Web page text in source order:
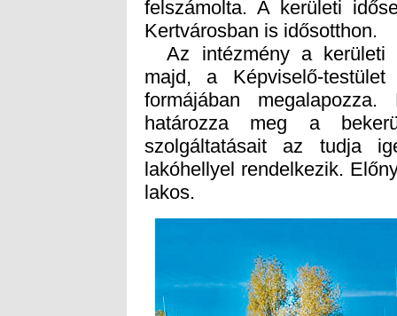
Kertvárosban is idősotthon.
Az intézmény a kerületi
majd, a Képviselő-
formájában
határozza meg a
szolgáltatásait az tudja
lakóhellyel rendelkezik.
lakos.